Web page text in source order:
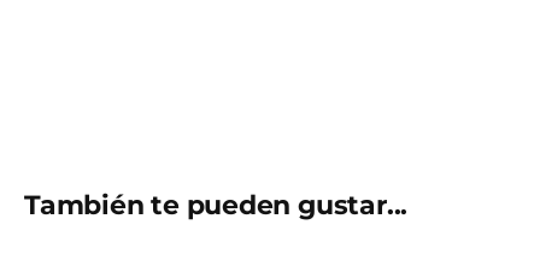
También te pueden gustar...